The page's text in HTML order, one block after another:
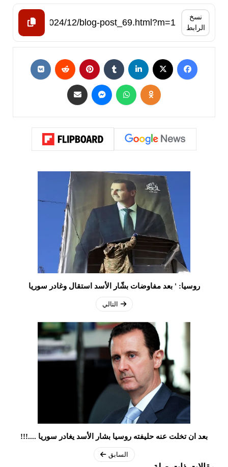
نسخ
الرابط
روسيا: ' بعد مفاوضات بشّار الأسد استقال وغادر سوريا
التالي
بعد ان تخلت عنه حليفته روسيا بشار الأسد يغادر سوريا ....!!!
السابق